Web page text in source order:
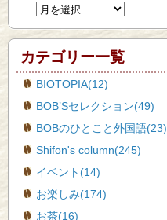
カテゴリー一覧
BIOTOPIA(12)
BOB’Sセレクション(49)
BOBのひとこと外国語(23)
Shifon's column(245)
イベント(14)
お楽しみ(174)
お茶(16)